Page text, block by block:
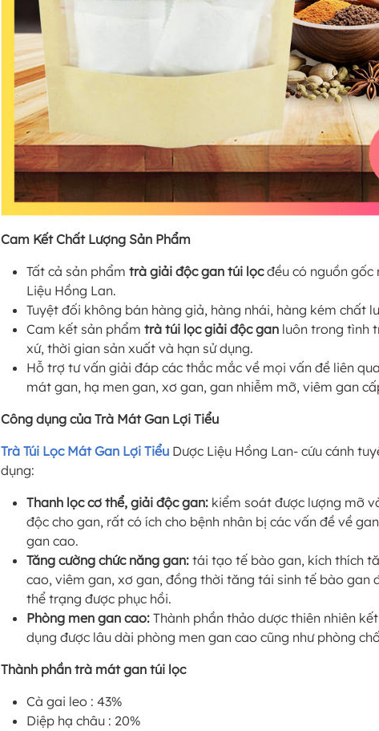
Cam Kết Chất Lượng Sản Phẩm
Tất cả sản phẩm trà giải độc gan túi lọcđều có nguồn gốc
Liệu Hồng Lan.
Tuyệt đối không bán hàng giả, hàng nhái, hàng kém chất
Cam kết sản phẩm trà túi lọc giải độc gan luôn trong tình
xứ, thời gian sản xuất và hạn sử dụng.
Hỗ trợ tư vấn giải đáp các thắc mắc về mọi vấn đề liên
mát gan, hạ men gan, xơ gan, gan nhiễm mỡ, viêm gan
Công dụng của Trà Mát Gan Lợi Tiểu
Trà Túi Lọc Mát Gan Lợi Tiểu Dược Liệu Hồng Lan- cứu cánh
dụng:
Thanh lọc cơ thể, giải độc gan: kiểm soát được lượng mỡ
độc cho gan, rất có ích cho bệnh nhân bị các vấn đề về
gan cao.
Tăng cường chức năng gan: tái tạo tế bào gan, kích thích
cao, viêm gan, xơ gan, đồng thời tăng tái sinh tế bào gan
thể trạng được phục hồi.
Phòng men gan cao: Thành phần thảo dược thiên nhiên
dụng được lâu dài phòng men gan cao cũng như phòng
Thành phần trà mát gan túi lọc
Cà gai leo : 43%
Diệp hạ châu : 20%